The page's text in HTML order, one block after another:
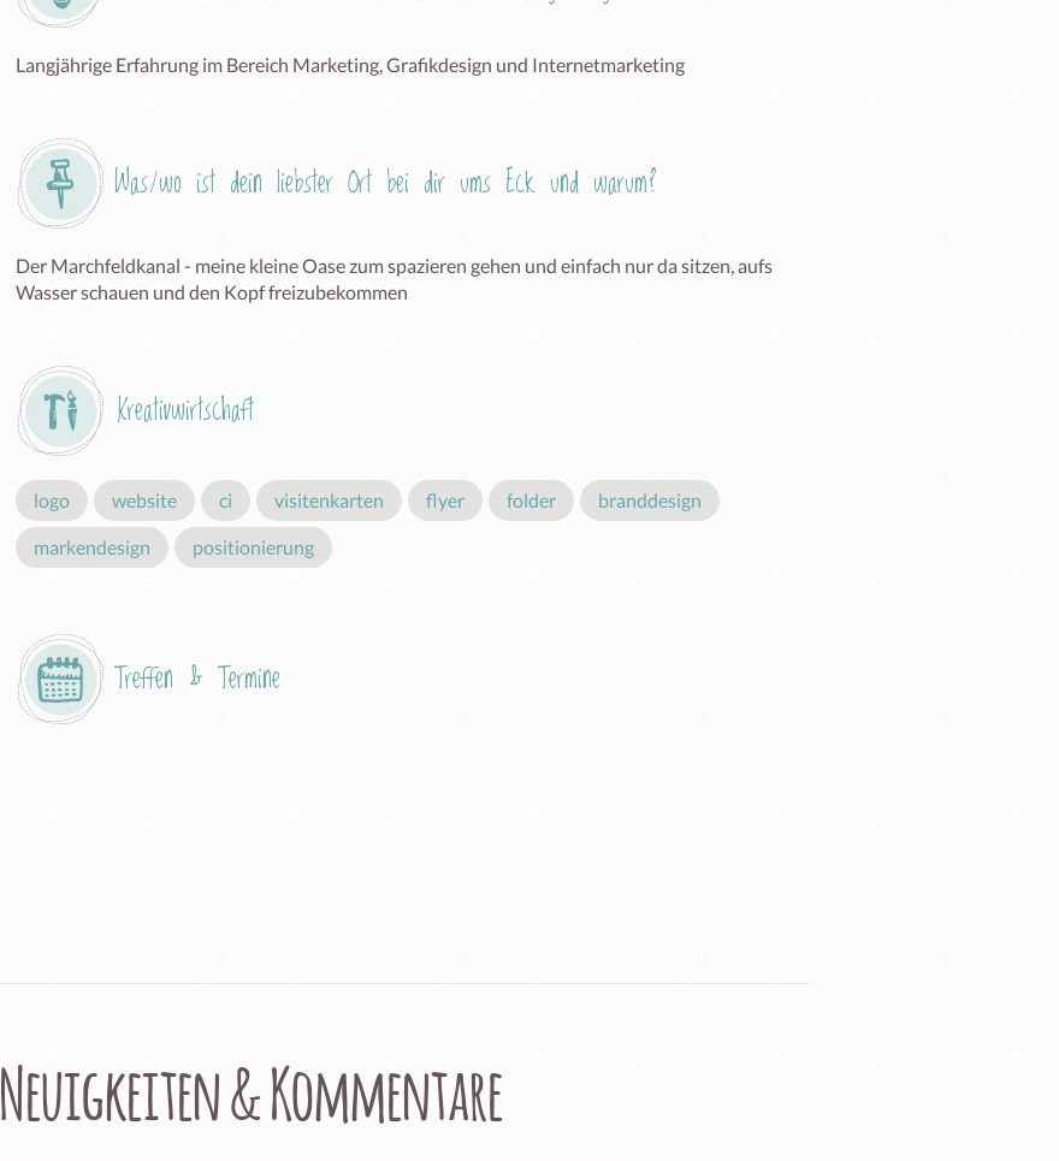
Langjährige Erfahrung im Bereich Marketing, Grafikdesign und Internetmarketing
Was/wo ist dein liebster Ort bei dir ums Eck und warum?
Der Marchfeldkanal - meine kleine Oase zum spazieren gehen und einfach nur da sitzen, aufs
Wasser schauen und den Kopf freizubekommen
Kreativwirtschaft
logo website ci visitenkarten flyer folder branddesign
markendesign positionierung
Treffen & Termine
Neuigkeiten & Kommentare